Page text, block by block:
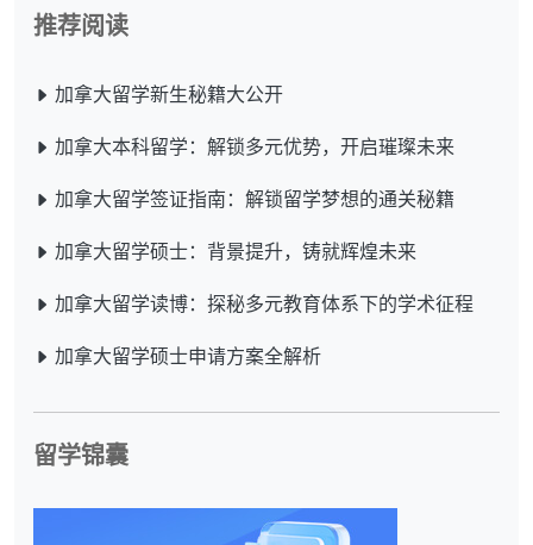
推荐阅读
加拿大留学新生秘籍大公开
加拿大本科留学：解锁多元优势，开启璀璨未来
加拿大留学签证指南：解锁留学梦想的通关秘籍
加拿大留学硕士：背景提升，铸就辉煌未来
加拿大留学读博：探秘多元教育体系下的学术征程
加拿大留学硕士申请方案全解析
留学锦囊